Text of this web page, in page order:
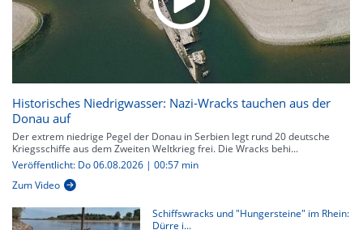
Historisches Niedrigwasser: Nazi-Wracks tauchen aus der
Donau auf
Der extrem niedrige Pegel der Donau in Serbien legt rund 20 deutsche
Kriegsschiffe aus dem Zweiten Weltkrieg frei. Die Wracks behi...
Veröffentlicht: Do 06.08.2026 | 00:57 min
Zum Video
Schiffswracks und "Hungersteine" im Rhein:
Dürre i...